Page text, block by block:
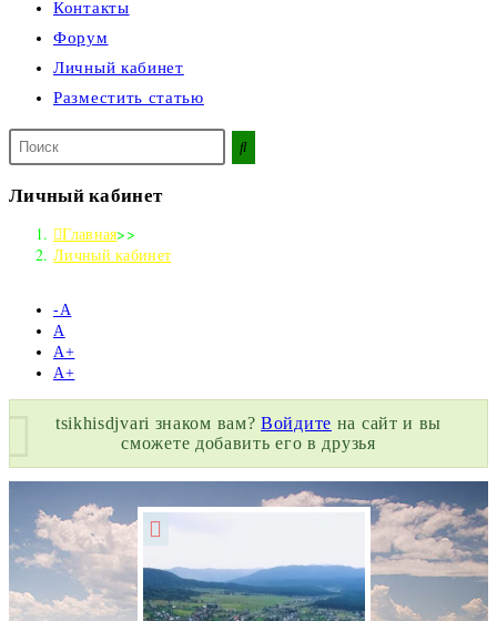
Контакты
Форум
Личный кабинет
Разместить статью
Поиск
на
Личный кабинет
Главная>>
Личный кабинет
-А
А
А+
А+
tsikhisdjvari знаком вам?Войдите на сайт и вы
сможете добавить его в друзья